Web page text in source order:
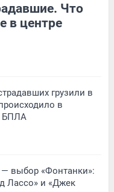
Что
в центре
грузили в
в
БПЛА
— выбор «Фонтанки»:
Лассо» и «Джек